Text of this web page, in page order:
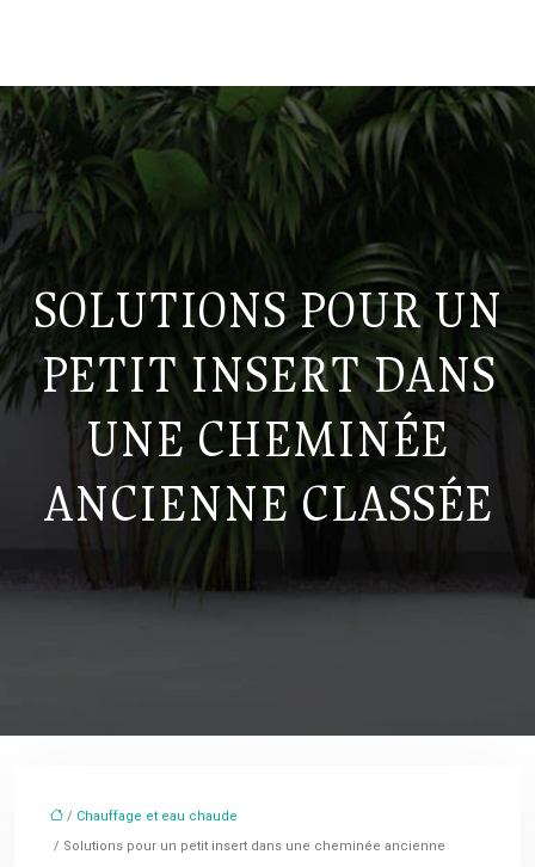
SOLUTIONS POUR UN
PETIT INSERT DANS
UNE CHEMINÉE
ANCIENNE CLASSÉE
/ Chauffage et eau chaude
/ Solutions pour un petit insert dans une cheminée ancienne